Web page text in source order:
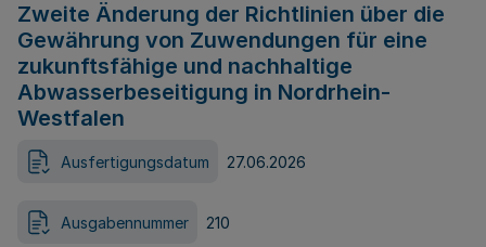
Zweite Änderung der Richtlinien über die
Gewährung von Zuwendungen für eine
zukunftsfähige und nachhaltige
Abwasserbeseitigung in Nordrhein-
Westfalen
Ausfertigungsdatum 27.06.2026
Ausgabennummer 210